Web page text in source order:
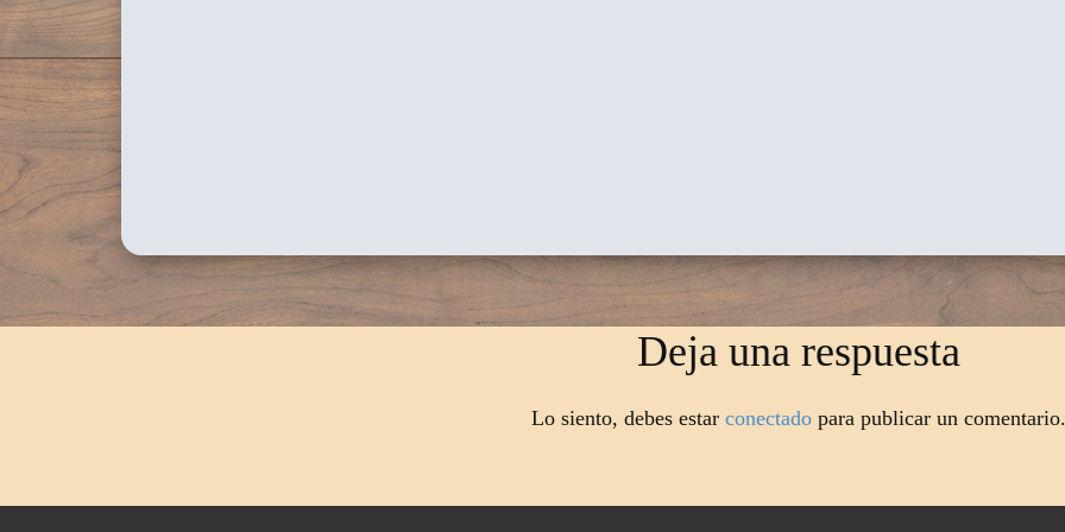
Deja una respuesta
Lo siento, debes estar conectado para publicar un comentario.